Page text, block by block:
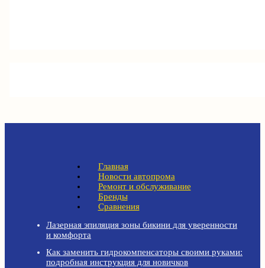
Главная
Новости автопрома
Ремонт и обслуживание
Бренды
Сравнения
Лазерная эпиляция зоны бикини для уверенности
и комфорта
Как заменить гидрокомпенсаторы своими руками:
подробная инструкция для новичков